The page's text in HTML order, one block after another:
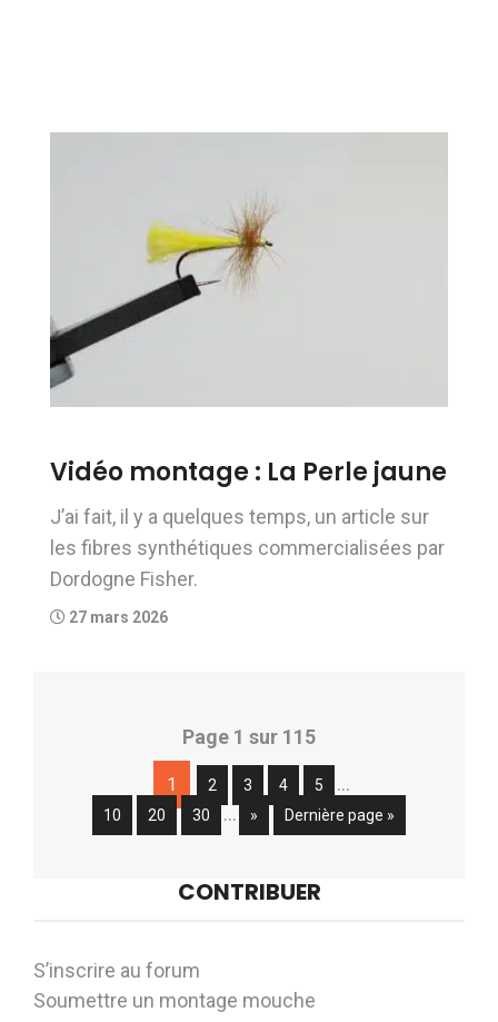
Vidéo montage : La Perle jaune
J’ai fait, il y a quelques temps, un article sur
les fibres synthétiques commercialisées par
Dordogne Fisher.
27 mars 2026
Page 1 sur 115
1 2 3 4 5 …
10 20 30 … » Dernière page »
CONTRIBUER
S’inscrire au forum
Soumettre un montage mouche